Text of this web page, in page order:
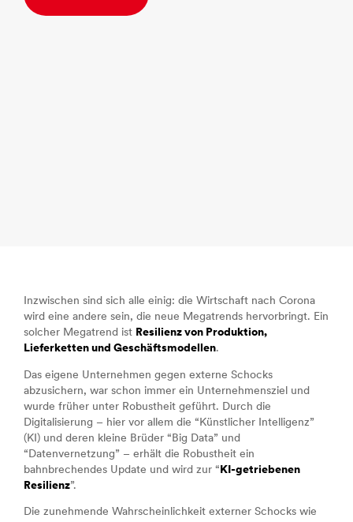
Inzwischen sind sich alle einig: die Wirtschaft nach Corona
wird eine andere sein, die neue Megatrends hervorbringt. Ein
solcher Megatrend ist Resilienz von Produktion,
Lieferketten und Geschäftsmodellen.
Das eigene Unternehmen gegen externe Schocks
abzusichern, war schon immer ein Unternehmensziel und
wurde früher unter Robustheit geführt. Durch die
Digitalisierung – hier vor allem die “Künstlicher Intelligenz”
(KI) und deren kleine Brüder “Big Data” und
“Datenvernetzung” – erhält die Robustheit ein
bahnbrechendes Update und wird zur “ KI-getriebenen
Resilienz”.
Die zunehmende Wahrscheinlichkeit externer Schocks wie